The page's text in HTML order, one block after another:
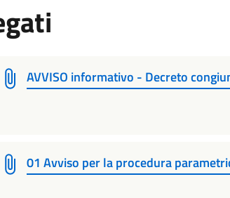
AVVISO informativo - Decreto
01 Avviso per la procedura